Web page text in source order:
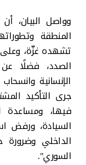
وواصل البيان،
المنطقة
تشهده غزّة،
الصدد، فضلًا
الإنسانية
جرى التأكيد
فيها، ومساعدة
السيادة، ورفض
الداخلي وضرورة
السوري".